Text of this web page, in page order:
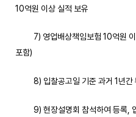
10억원 이상 실적 보유
7) 영업배상책임보험 10억원 이
포함)
8) 입찰공고일 기준 과거 1년간
9) 현장설명회 참석하여 등록, 입